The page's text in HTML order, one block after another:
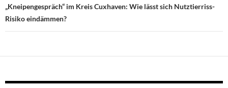
„Kneipengespräch“ im Kreis Cuxhaven: Wie lässt sich Nutztierriss-
Risiko eindämmen?